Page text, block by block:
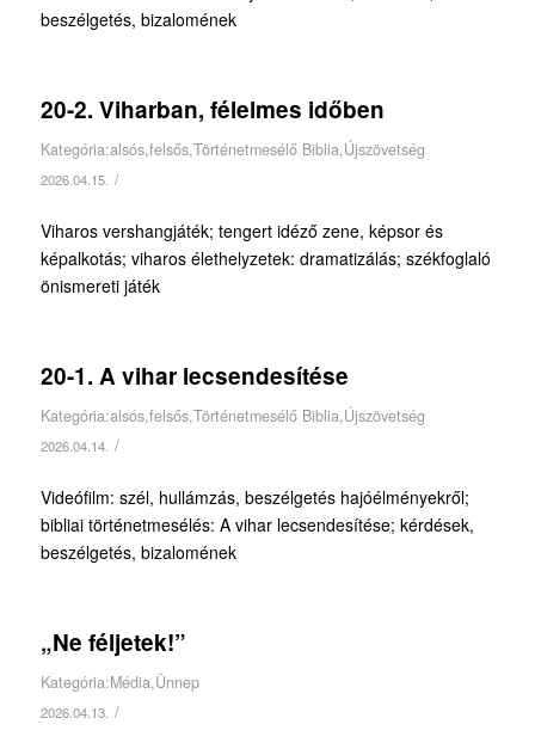
beszélgetés, bizalomének
20-2. Viharban, félelmes időben
Kategória:alsós,felsős,Történetmesélő Biblia,Újszövetség
2026.04.15. /
Viharos vershangjáték; tengert idéző zene, képsor és
képalkotás; viharos élethelyzetek: dramatizálás; székfoglaló
önismereti játék
20-1. A vihar lecsendesítése
Kategória:alsós,felsős,Történetmesélő Biblia,Újszövetség
2026.04.14. /
Videófilm: szél, hullámzás, beszélgetés hajóélményekről;
bibliai történetmesélés: A vihar lecsendesítése; kérdések,
beszélgetés, bizalomének
„Ne féljetek!”
Kategória:Média,Ünnep
2026.04.13. /